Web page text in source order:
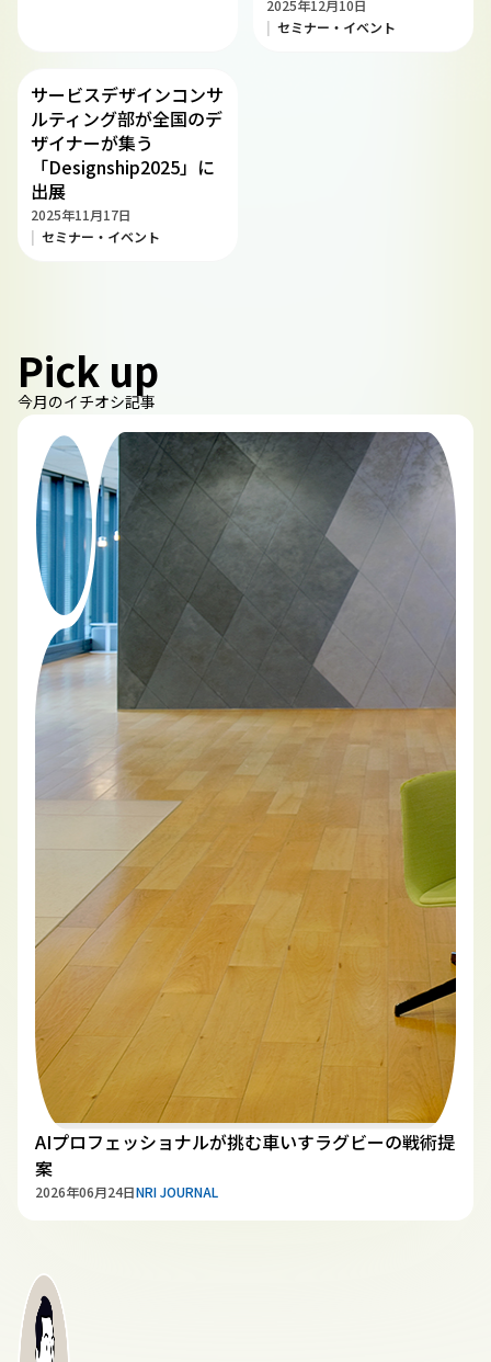
2025年12月10日
セミナー・イベント
サービスデザインコンサ
ルティング部が全国のデ
ザイナーが集う
「Designship2025」に
出展
2025年11月17日
セミナー・イベント
Pick up
今月のイチオシ記事
AIプロフェッショナルが挑む車いすラグビーの戦術提
案
2026年06月24日NRI JOURNAL